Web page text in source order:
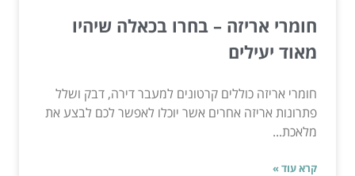
חומרי אריזה – בחרו בכאלה שיהיו
מאוד יעילים
חומרי אריזה כוללים קרטונים למעבר דירה, דבק ושלל
פתרונות אריזה אחרים אשר יוכלו לאפשר לכם לבצע את
מלאכת...
קרא עוד »